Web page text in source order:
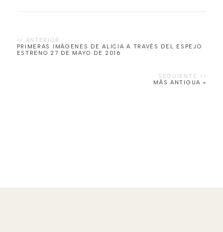
PRIMERAS IMÁGENES DE ALICIA A TRAVÉS DEL ESPEJO
MÁS ANTIGUA »